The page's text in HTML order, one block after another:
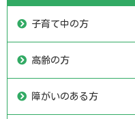
子育て中の方
高齢の方
障がいのある方